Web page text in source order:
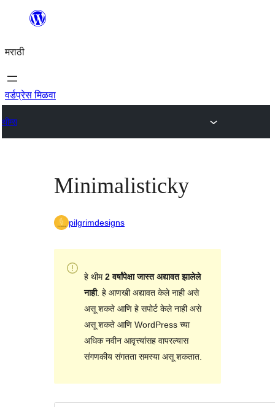
सामुग्रीवर
मराठी
वर्डप्रेस मिळवा
थीम्स
Minimalisticky
pilgrimdesigns
हे थीम2 वर्षांपेक्षा जास्त अद्यावत झालेले
नाही. हे आणखी अद्यावत केले नाही असे
असू शकते आणि हे सपोर्ट केले नाही असे
असू शकते आणि WordPress च्या
अधिक नवीन आवृत्त्यांसह वापरल्यास
संगणकीय संगतता समस्या असू शकतात.